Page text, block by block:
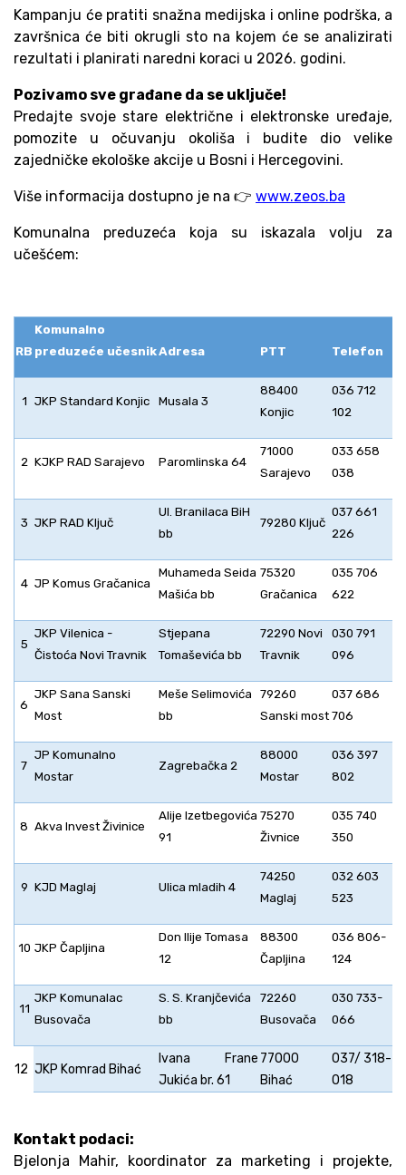
Kampanju će pratiti snažna medijska i online podrška, a
završnica će biti okrugli sto na kojem će se analizirati
rezultati i planirati naredni koraci u 2026. godini.
Pozivamo sve građane da se uključe!
Predajte svoje stare električne i elektronske uređaje,
pomozite u očuvanju okoliša i budite dio velike
zajedničke ekološke akcije u Bosni i Hercegovini.
Više informacija dostupno je na 👉 www.zeos.ba
Komunalna preduzeća koja su iskazala volju za
učešćem:
RB
Komunalno
preduzeće učesnikAdresa PTT Telefon
1 JKP Standard Konjic Musala 3
88400
Konjic
036 712
102
2 KJKP RAD Sarajevo Paromlinska 64
71000
Sarajevo
033 658
038
3 JKP RAD Ključ
Ul. Branilaca BiH
bb
79280 Ključ
037 661
226
4 JP Komus Gračanica
Muhameda Seida
Mašića bb
75320
Gračanica
035 706
622
5
JKP Vilenica -
Čistoća Novi Travnik
Stjepana
Tomaševića bb
72290 Novi
Travnik
030 791
096
6
JKP Sana Sanski
Most
Meše Selimovića
bb
79260
Sanski most
037 686
706
7
JP Komunalno
Mostar
Zagrebačka 2
88000
Mostar
036 397
802
8 Akva Invest Živinice
Alije Izetbegovića
91
75270
Živnice
035 740
350
9 KJD Maglaj Ulica mladih 4
74250
Maglaj
032 603
523
10 JKP Čapljina
Don Ilije Tomasa
12
88300
Čapljina
036 806-
124
11
JKP Komunalac
Busovača
S. S. Kranjčevića
bb
72260
Busovača
030 733-
066
12 JKP Komrad Bihać
Ivana Frane
Jukića br. 61
77000
Bihać
037/ 318-
018
Kontakt podaci:
Bjelonja Mahir, koordinator za marketing i projekte,